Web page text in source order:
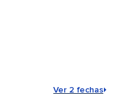
Ver 2 fechas